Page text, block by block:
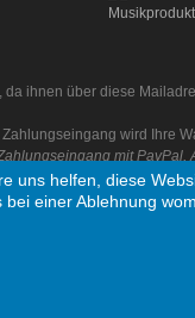
ihnen über diese
wird Ihre
mit PayPal,
uns helfen, diese
einer Ablehnung